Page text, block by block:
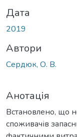
Дата
2019
Автори
Сердюк, О. В.
Анотація
Встановлено, що
споживачів